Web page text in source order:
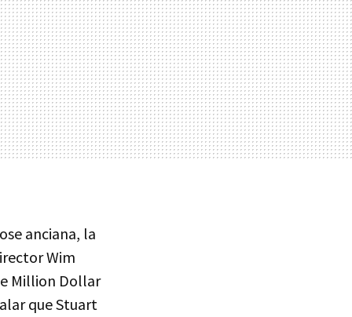
anciana, la
Wim
Million Dollar
que Stuart